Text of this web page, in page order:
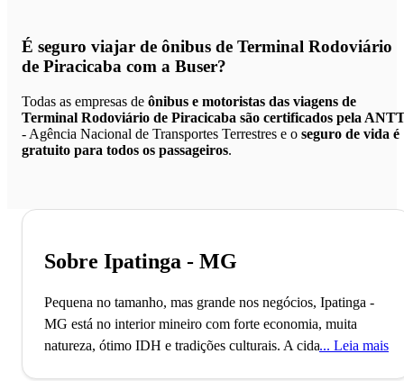
É seguro viajar de ônibus de Terminal Rodoviário
de Piracicaba com a Buser?
Todas as empresas de ônibus e motoristas das viagens de
Terminal Rodoviário de Piracicaba são certificados pela
- Agência Nacional de Transportes Terrestres e o seguro de vida é
gratuito para todos os passageiros.
Sobre Ipatinga - MG
Pequena no tamanho, mas grande nos negócios, Ipatinga -
MG está no interior mineiro com forte economia, muita
natureza, ótimo IDH e tradições culturais. A cidade deLeia mais